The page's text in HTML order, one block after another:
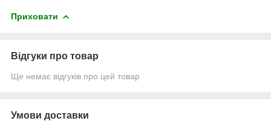
Приховати
Відгуки про товар
Ще немає відгуків про цей товар
Умови доставки